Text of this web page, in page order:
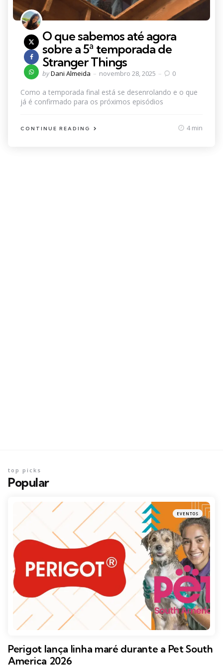
O que sabemos até agora
sobre a 5ª temporada de
Stranger Things
Posted
byDani Almeida novembro 28, 2025 0
Como a temporada final está se desenrolando e o que
já é confirmado para os próximos episódios
CONTINUE READING 4 min
Popular
top picks
EVENTOS
Perigot lança linha maré durante a Pet South
America 2026